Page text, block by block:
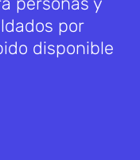
por
disponible